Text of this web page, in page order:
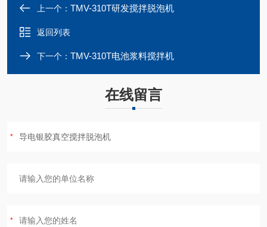
上一个： TMV-310T研发搅拌脱泡机
返回列表
下一个： TMV-310T电池浆料搅拌机
在线留言